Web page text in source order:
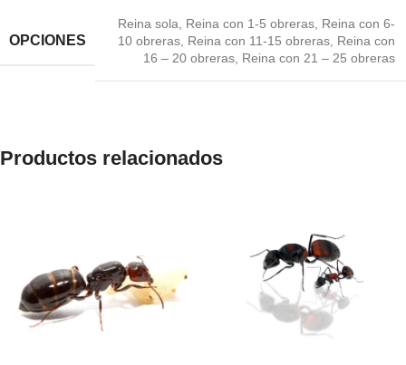
OPCIONES
Reina sola, Reina con 1-5 obreras, Reina con 6-
10 obreras, Reina con 11-15 obreras, Reina con
16 – 20 obreras, Reina con 21 – 25 obreras
Productos relacionados